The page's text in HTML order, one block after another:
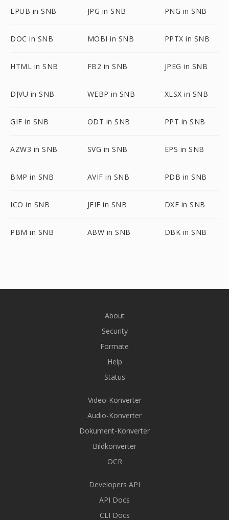
EPUB in SNB JPG in SNB PNG in SNB
DOC in SNB MOBI in SNB PPTX in SNB
HTML in SNB FB2 in SNB JPEG in SNB
DJVU in SNB WEBP in SNB XLSX in SNB
GIF in SNB ODT in SNB PPT in SNB
AZW3 in SNB SVG in SNB EPS in SNB
BMP in SNB AVIF in SNB PDB in SNB
ICO in SNB JFIF in SNB DXF in SNB
PBM in SNB ABW in SNB DBK in SNB
About
Security
Formate
Help
Status
Video-Konverter
Audio-Konverter
Dokument-Konverter
Bildkonverter
OCR
Developers API
API Docs
CLI Docs